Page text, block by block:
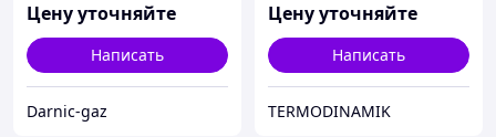
Цену уточняйте
Написать
Darnic-gaz
Цену уточняйте
Написать
TERMODINAMIK